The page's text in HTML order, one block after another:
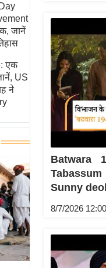
जानें
एक
US
ने
Batwara
Sunny
8/7/2026